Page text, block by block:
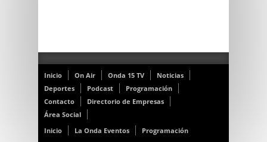
Inicio On Air Onda 15 TV
Noticias
Deportes
Podcast
Programación
Contacto
Directorio de Empresas
Área Social
Inicio
La Onda Eventos Programación